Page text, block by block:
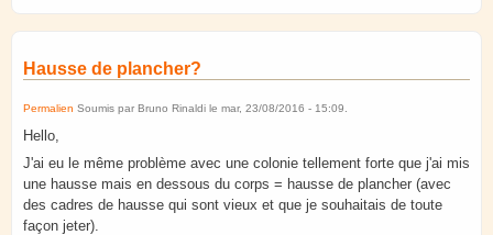
Hausse de plancher?
Permalien Soumis par Bruno Rinaldi le mar, 23/08/2016 - 15:09
Hello,
J'ai eu le même problème avec une colonie tellement forte que j'ai mis
une hausse mais en dessous du corps = hausse de plancher (avec
des cadres de hausse qui sont vieux et que je souhaitais de toute
façon jeter).